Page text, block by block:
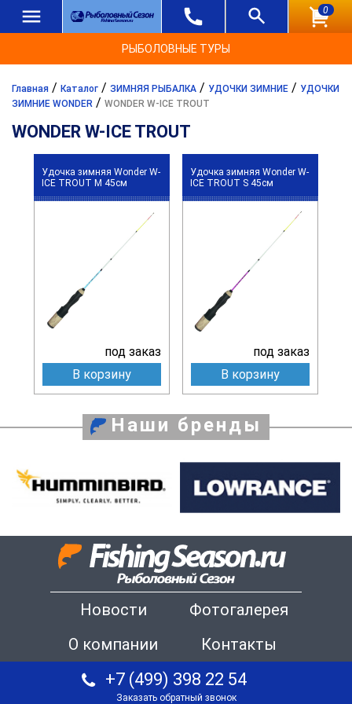
0
РЫБОЛОВНЫЕ ТУРЫ
Главная / Каталог / ЗИМНЯЯ РЫБАЛКА / УДОЧКИ ЗИМНИЕ / УДОЧКИ
ЗИМНИЕ WONDER / WONDER W-ICE TROUT
WONDER W-ICE TROUT
Удочка зимняя Wonder W-
ICE TROUT M 45см
под заказ
В корзину
Удочка зимняя Wonder W-
ICE TROUT S 45см
под заказ
В корзину
Наши бренды
Новости
Фотогалерея
О компании
Контакты
+7 (499) 398 22 54
Заказать обратный звонок